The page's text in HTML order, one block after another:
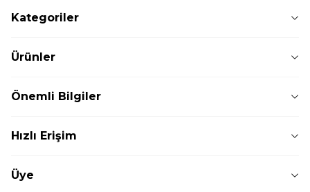
Kategoriler
Ürünler
Önemli Bilgiler
Hızlı Erişim
Üye